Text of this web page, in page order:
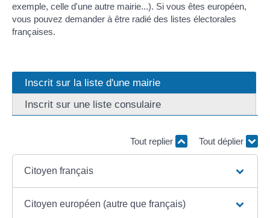
exemple, celle d'une autre mairie...). Si vous êtes européen,
vous pouvez demander à être radié des listes électorales
françaises.
Inscrit sur la liste d'une mairie
Inscrit sur une liste consulaire
Tout replier Tout déplier
Citoyen français
Citoyen européen (autre que français)